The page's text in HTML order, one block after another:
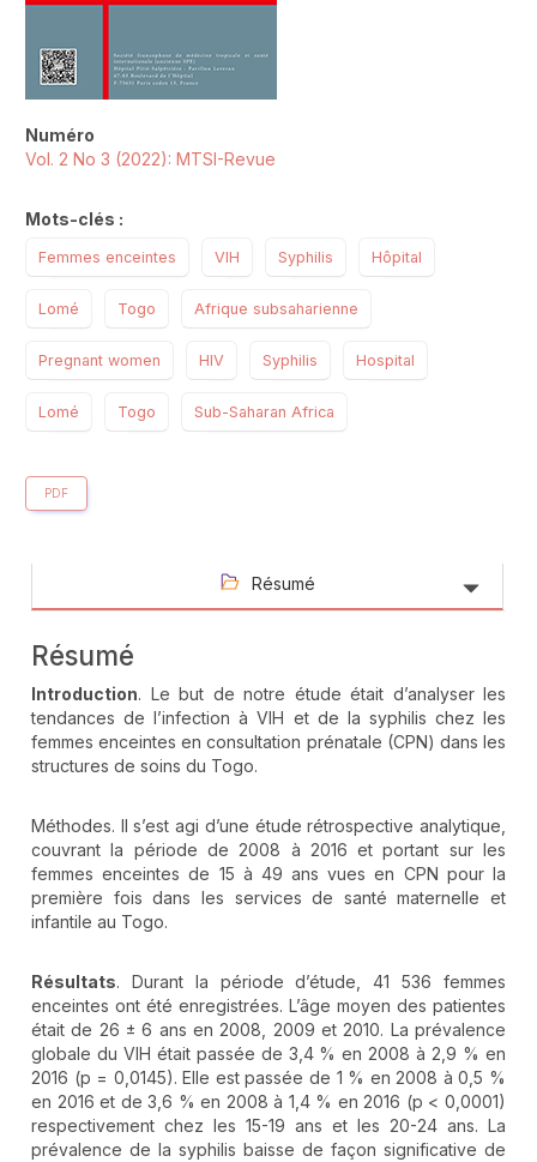
Numéro
Vol. 2 No 3 (2022): MTSI-Revue
Mots-clés :
Femmes enceintes VIH Syphilis Hôpital
Lomé Togo Afrique subsaharienne
Pregnant women HIV Syphilis Hospital
Lomé Togo Sub-Saharan Africa
PDF
Résumé
Résumé
Introduction. Le but de notre étude était d’analyser les
tendances de l’infection à VIH et de la syphilis chez les
femmes enceintes en consultation prénatale (CPN) dans les
structures de soins du Togo.
Méthodes. Il s’est agi d’une étude rétrospective analytique,
couvrant la période de 2008 à 2016 et portant sur les
femmes enceintes de 15 à 49 ans vues en CPN pour la
première fois dans les services de santé maternelle et
infantile au Togo.
Résultats. Durant la période d’étude, 41 536 femmes
enceintes ont été enregistrées. L’âge moyen des patientes
était de 26 ± 6 ans en 2008, 2009 et 2010. La prévalence
globale du VIH était passée de 3,4 % en 2008 à 2,9 % en
2016 (p = 0,0145). Elle est passée de 1 % en 2008 à 0,5 %
en 2016 et de 3,6 % en 2008 à 1,4 % en 2016 (p < 0,0001)
respectivement chez les 15-19 ans et les 20-24 ans. La
prévalence de la syphilis baisse de façon significative de